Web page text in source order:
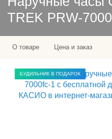
TREK PRW-
О товаре Цена и заказ
БУДИЛЬНИК В ПОДАРОК